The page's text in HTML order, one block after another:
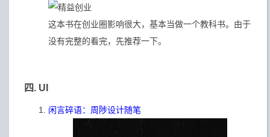
这本书在创业圈影响很大，基本当做一个教科书。由于
没有完整的看完，先推荐一下。
四. UI
闲言碎语：周陟设计随笔